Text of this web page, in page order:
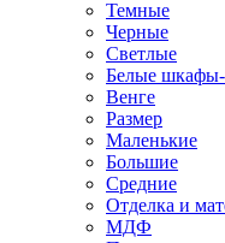
Темные
Черные
Светлые
Белые
Венге
Размер
Маленькие
Большие
Средние
Отделка и
МДФ